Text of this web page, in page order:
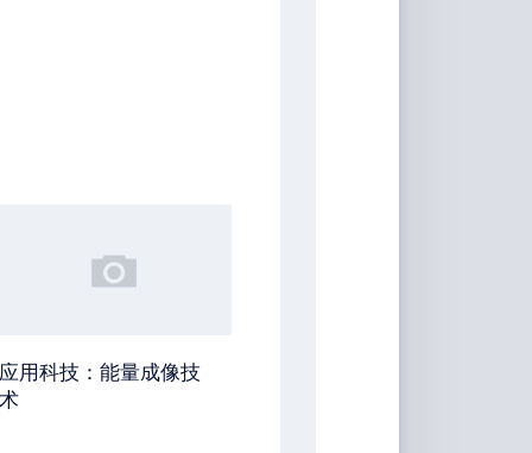
应用科技：能量成像技
术